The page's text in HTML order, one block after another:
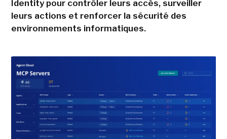
Identity pour contrôler leurs accès, surveiller
leurs actions et renforcer la sécurité des
environnements informatiques.